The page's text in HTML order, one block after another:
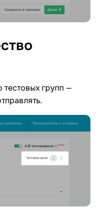
тестовых групп —